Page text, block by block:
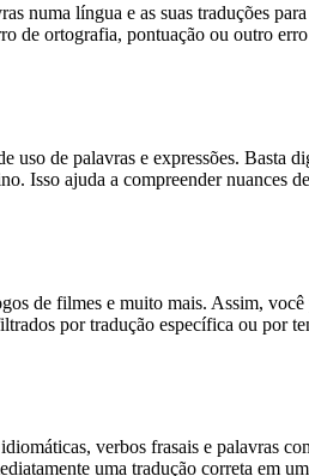
numa língua e as suas traduções
de ortografia, pontuação ou outro
de palavras e expressões. Basta
Isso ajuda a compreender nuances
de filmes e muito mais. Assim,
por tradução específica ou por
verbos frasais e palavras
uma tradução correta em